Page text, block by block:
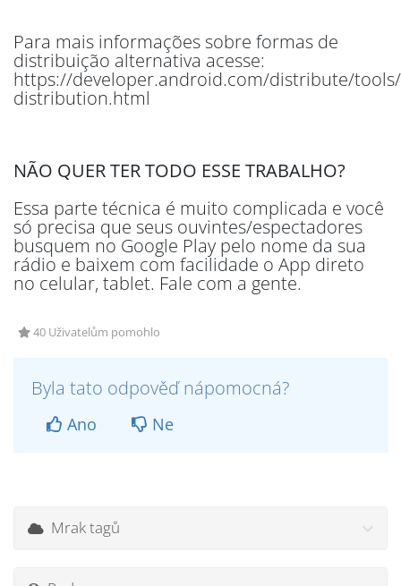
Para mais informações sobre formas de
distribuição alternativa acesse:
https://developer.android.com/distribute/
distribution.html
NÃO QUER TER TODO ESSE TRABALHO?
Essa parte técnica é muito complicada e você
só precisa que seus ouvintes/espectadores
busquem no Google Play pelo nome da sua
rádio e baixem com facilidade o App direto
no celular, tablet. Fale com a gente.
40 Uživatelům pomohlo
Byla tato odpověď nápomocná?
Ano Ne
Mrak tagů